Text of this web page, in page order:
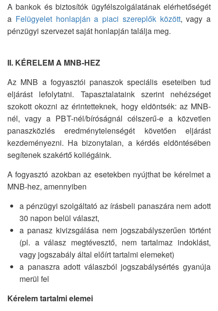
A bankok és biztosítók ügyfélszolgálatának elérhetőségét
a Felügyelet honlapján a piaci szereplők között, vagy a
pénzügyi szervezet saját honlapján találja meg.
II. KÉRELEM A MNB-HEZ
Az MNB a fogyasztói panaszok speciális eseteiben tud
eljárást lefolytatni. Tapasztalataink szerint nehézséget
szokott okozni az érintetteknek, hogy eldöntsék: az MNB-
nél, vagy a PBT-nél/bíróságnál célszerű-e a közvetlen
panaszközlés eredménytelenségét követően eljárást
kezdeményezni. Ha bizonytalan, a kérdés eldöntésében
segítenek szakértő kollégáink.
A fogyasztó azokban az esetekben nyújthat be kérelmet a
MNB-hez, amennyiben
a pénzügyi szolgáltató az írásbeli panaszára nem adott
30 napon belül választ,
a panasz kivizsgálása nem jogszabályszerűen történt
(pl. a válasz megtévesztő, nem tartalmaz indoklást,
vagy jogszabály által előírt tartalmi elemeket)
a panaszra adott válaszból jogszabálysértés gyanúja
merül fel
Kérelem tartalmi elemei